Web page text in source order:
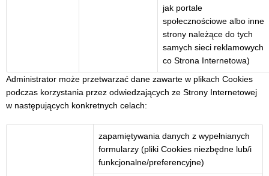
jak portale
społecznościowe albo inne
strony należące do tych
samych sieci reklamowych
co Strona Internetowa)
Administrator może przetwarzać dane zawarte w plikach Cookies
podczas korzystania przez odwiedzających ze Strony Internetowej
w następujących konkretnych celach:
zapamiętywania danych z wypełnianych
formularzy (pliki Cookies niezbędne lub/i
funkcjonalne/preferencyjne)